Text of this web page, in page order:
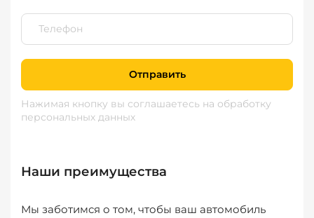
Отправить
Нажимая кнопку вы соглашаетесь на обработку
персональных данных
Наши преимущества
Мы заботимся о том, чтобы ваш автомобиль